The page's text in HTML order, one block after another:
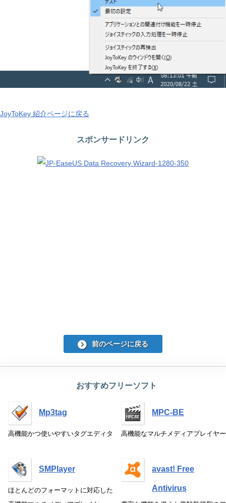
JoyToKey 紹介ページに戻る
スポンサードリンク
前のページに戻る
おすすめフリーソフト
Mp3tag
高機能かつ使いやすいタグエディタ
MPC-BE
高機能なマルチメディアプレイヤー
SMPlayer
ほとんどのフォーマットに対応した
avast! Free
Antivirus